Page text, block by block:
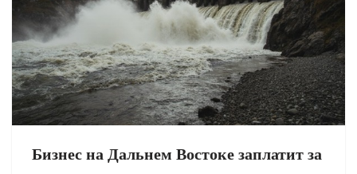
Бизнес на Дальнем Востоке заплатит за